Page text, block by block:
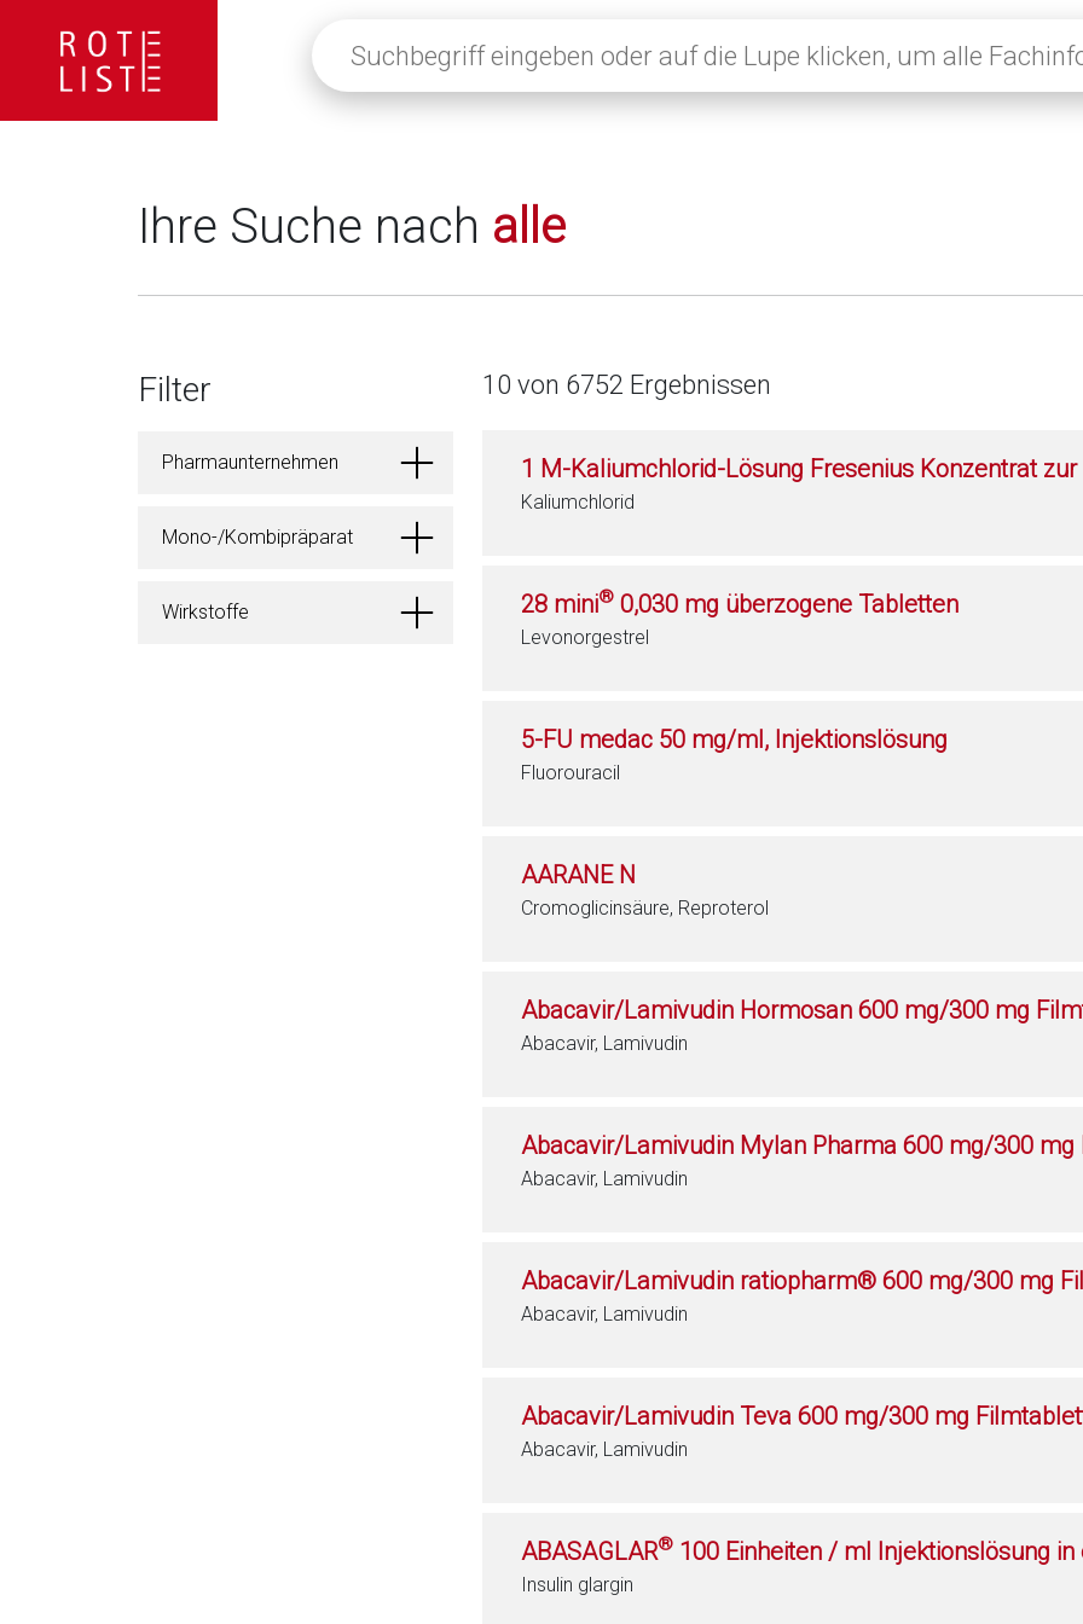
eingeben
oder
klicken,
Fachinformationen
Ihre Suche nach alle
Filter
Pharmaunternehmen
Mono-/Kombipräparat
Wirkstoffe
10 von 6752 Ergebnissen
1 M-Kaliumchlorid-Lösung Fresenius Konzentrat
Kaliumchlorid
28 mini® 0,030 mg überzogene Tabletten
Levonorgestrel
5-FU medac 50 mg/ml, Injektionslösung
Fluorouracil
AARANE N
Cromoglicinsäure, Reproterol
Abacavir/Lamivudin Hormosan 600 mg/300 mg
Abacavir, Lamivudin
Abacavir/Lamivudin Mylan Pharma 600 mg/300 mg
Abacavir, Lamivudin
Abacavir/Lamivudin ratiopharm® 600 mg/300 mg
Abacavir, Lamivudin
Abacavir/Lamivudin Teva 600 mg/300 mg
Abacavir, Lamivudin
ABASAGLAR® 100 Einheiten / ml Injektionslösung
Insulin glargin